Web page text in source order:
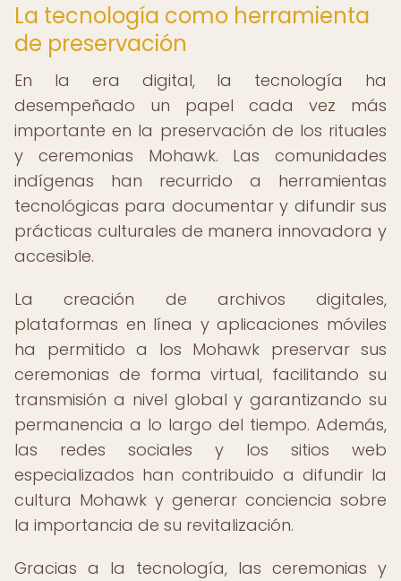
La tecnología como herramienta
de preservación
En la era digital, la tecnología ha
desempeñado un papel cada vez más
importante en la preservación de los rituales
y ceremonias Mohawk. Las comunidades
indígenas han recurrido a herramientas
tecnológicas para documentar y difundir sus
prácticas culturales de manera innovadora y
accesible.
La creación de archivos digitales,
plataformas en línea y aplicaciones móviles
ha permitido a los Mohawk preservar sus
ceremonias de forma virtual, facilitando su
transmisión a nivel global y garantizando su
permanencia a lo largo del tiempo. Además,
las redes sociales y los sitios web
especializados han contribuido a difundir la
cultura Mohawk y generar conciencia sobre
la importancia de su revitalización.
Gracias a la tecnología, las ceremonias y